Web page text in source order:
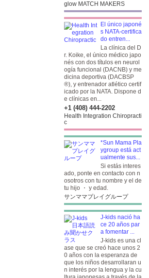
glow MATCH MAKERS
El único japoné
s NATA-certifica
do entren...
La clínica del D
r. Koike, el único médico japo
nés con dos títulos en neurol
ogía funcional (DACNB) y me
dicina deportiva (DACBSP
®), y entrenador atlético certif
icado por la NATA. Dispone d
e clínicas en...
+1 (408) 444-2202
Health Integration Chiropracti
c
*Sun Mama Pla
ygroup está act
ualmente sus...
Si estás interes
ado, ponte en contacto con n
osotros con tu nombre y el de
tu hijo ・ y edad.
サンママプレイグループ
J-kids nació ha
ce 20 años par
a fomentar ...
J-kids es una cl
ase que se creó hace unos 2
0 años con la esperanza de
que los niños desarrollaran u
n interés por la lengua y la cu